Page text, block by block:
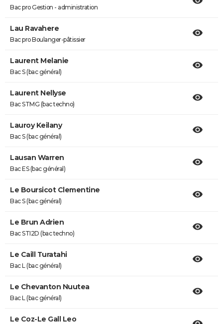
Bac pro Gestion - administration
Lau Ravahere
Bac pro Boulanger-pâtissier
Laurent Melanie
Bac S (bac général)
Laurent Nellyse
Bac STMG (bac techno)
Lauroy Keilany
Bac S (bac général)
Lausan Warren
Bac ES (bac général)
Le Boursicot Clementine
Bac S (bac général)
Le Brun Adrien
Bac STI2D (bac techno)
Le Caill Turatahi
Bac L (bac général)
Le Chevanton Nuutea
Bac L (bac général)
Le Coz-Le Gall Leo